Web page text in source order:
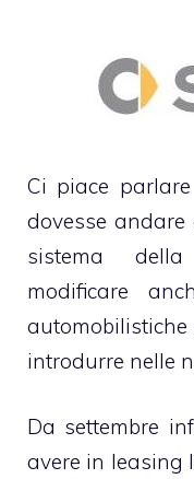
Ci piace
dovesse
sistema della
modificare
introdurre nelle
Da settembre
avere in leasing